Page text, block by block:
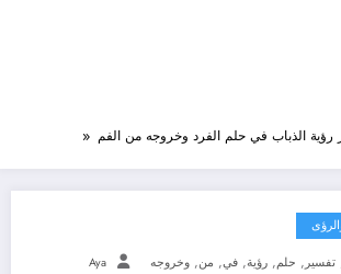
رؤية الذباب في حلم الفرد وخروجه من الفم
تفسير , حلم, رؤية, في, من, وخروجه Aya